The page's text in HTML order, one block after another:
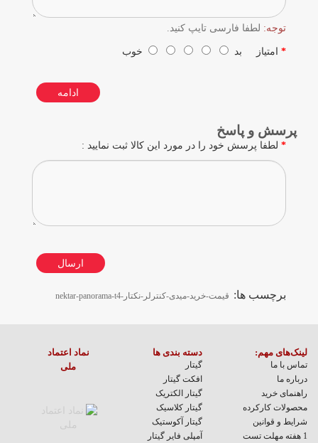
توجه: لطفا فارسی تایپ کنید.
امتیاز بد خوب
ادامه
پرسش و پاسخ
لطفا پرسش خود را در مورد این کالا ثبت نمایید :
ارسال
برچسب ها: قیمت-خرید-میدی-کنترلر-نکتار-nektar-panorama-t4
لینک‌های مهم:
تماس با ما
درباره ما
راهنمای خرید
محصولات کارکرده
شرایط و قوانین
1 هفته مهلت تست
دسته بندی ها
گیتار
افکت گیتار
گیتار الکتریک
گیتار کلاسیک
گیتار آکوستیک
آمپلی فایر گیتار
نماد اعتماد
ملی